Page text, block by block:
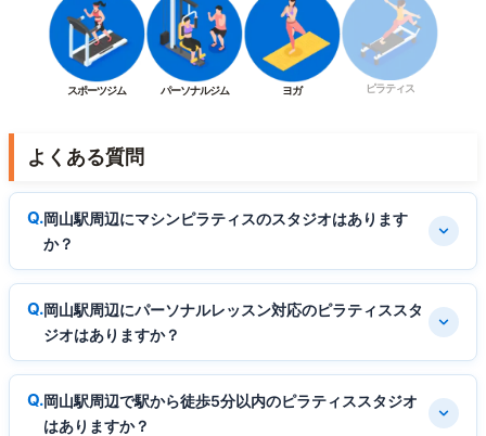
スポーツジム パーソナルジム ヨガ ピラティス
よくある質問
岡山駅周辺にマシンピラティスのスタジオはあります
か？
岡山駅周辺にパーソナルレッスン対応のピラティススタ
ジオはありますか？
岡山駅周辺で駅から徒歩5分以内のピラティススタジオ
はありますか？